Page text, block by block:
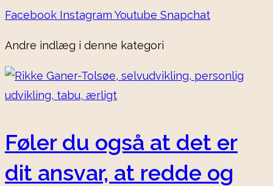
Facebook Instagram Youtube Snapchat
Andre indlæg i denne kategori
Føler du også at det er
dit ansvar, at redde og